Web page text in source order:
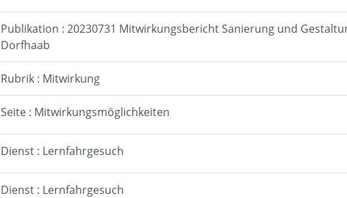
Publikation : 20230731 Mitwirkungsbericht Sanierung und
Dorfhaab
Rubrik : Mitwirkung
Seite : Mitwirkungsmöglichkeiten
Dienst : Lernfahrgesuch
Dienst : Lernfahrgesuch